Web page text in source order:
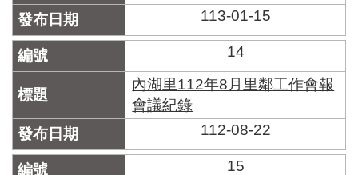
113-01-15
14
內湖里112年8月里鄰工作會報
會議紀錄
112-08-22
15